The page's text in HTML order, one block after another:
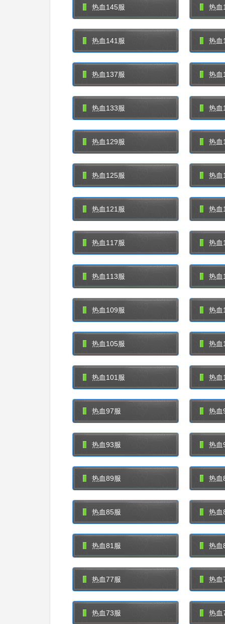
热血145服 热血
热血141服 热血
热血137服 热血
热血133服 热血
热血129服 热血
热血125服 热血
热血121服 热血
热血117服 热血
热血113服 热血
热血109服 热血
热血105服 热血
热血101服 热血
热血97服 热血
热血93服 热血
热血89服 热血
热血85服 热血
热血81服 热血
热血77服 热血
热血73服 热血